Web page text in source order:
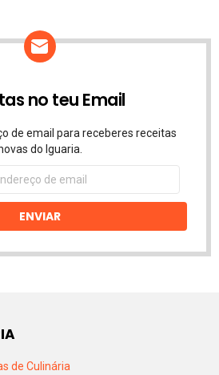
no teu Email
de email para receberes receitas
do Iguaria.
ENVIAR
de Culinária